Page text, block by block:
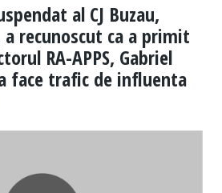
al CJ Buzau,
recunoscut ca a primit
RA-APPS, Gabriel
face trafic de influenta